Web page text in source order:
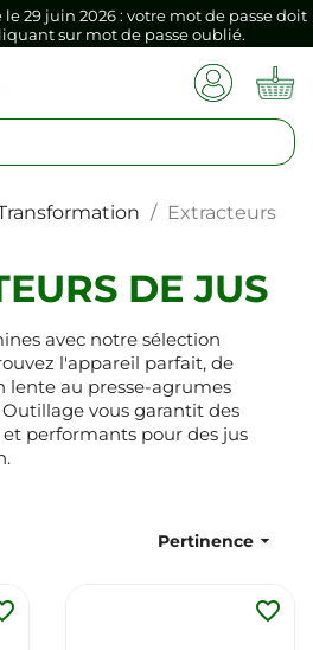
29 juin 2026 : votre mot de passe doit
sur mot de passe oublié.
précédent mot de passe dans votre
réenregistré à la première connexion
29 juin 2026 : votre mot de passe doit
sur mot de passe oublié.
précédent mot de passe dans votre
réenregistré à la première connexion
Extracteurs
DE JUS
avec notre sélection
l'appareil parfait, de
lente au presse-agrumes
vous garantit des
performants pour des jus
Pertinence
favorite_border